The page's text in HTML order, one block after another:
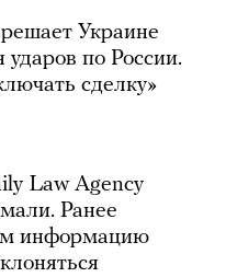
Украине
ударов по России.
сделку»
Law Agency
Ранее
информацию